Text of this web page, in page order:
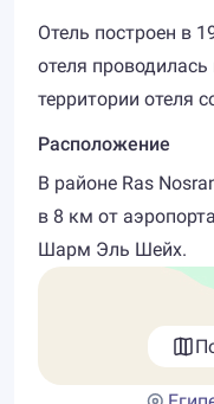
Отель построен в
отеля
территории отеля
Расположение
В районе Ras
в 8 км от
Шарм Эль Шейх.